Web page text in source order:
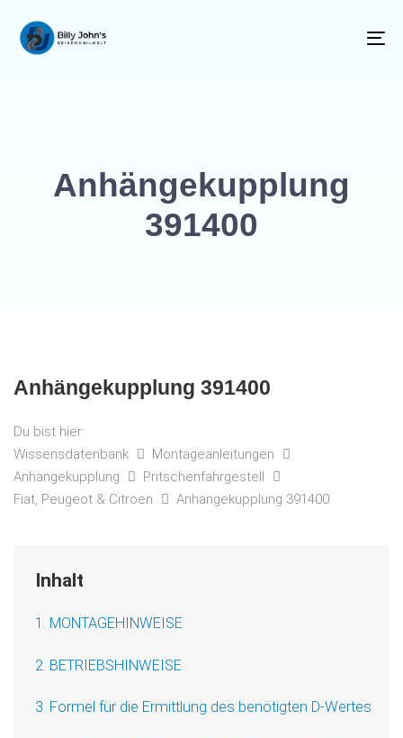
Anhängekupplung
391400
Anhängekupplung 391400
Du bist hier:
Wissensdatenbank
Montageanleitungen
Anhängekupplung
Pritschenfahrgestell
Fiat, Peugeot & Citroen
Anhängekupplung 391400
Inhalt
1. MONTAGEHINWEISE
2. BETRIEBSHINWEISE
3. Formel für die Ermittlung des benötigten D-Wertes